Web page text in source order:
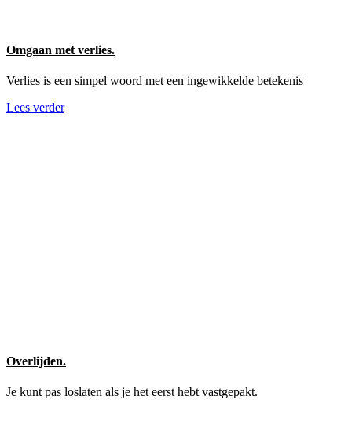
Omgaan met verlies.
Verlies is een simpel woord met een ingewikkelde betekenis
Lees verder
Overlijden.
Je kunt pas loslaten als je het eerst hebt vastgepakt.